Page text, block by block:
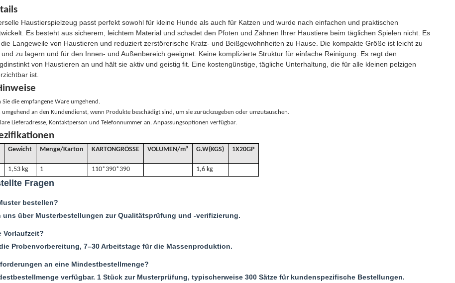
Haustierspielzeug passt perfekt sowohl für kleine Hunde als auch für Katzen und wurde nach einfachen und praktischen
Es besteht aus sicherem, leichtem Material und schadet den Pfoten und Zähnen Ihrer Haustiere beim täglichen Spielen nicht. Es
Langeweile von Haustieren und reduziert zerstörerische Kratz- und Beißgewohnheiten zu Hause. Die kompakte Größe ist leicht zu
zu lagern und für den Innen- und Außenbereich geeignet. Keine komplizierte Struktur für einfache Reinigung. Es regt den
von Haustieren an und hält sie aktiv und geistig fit. Eine kostengünstige, tägliche Unterhaltung, die für alle kleinen pelzigen
ist.
die empfangene Ware umgehend.
umgehend an den Kundendienst, wenn Produkte beschädigt sind, um sie zurückzugeben oder umzutauschen.
Lieferadresse, Kontaktperson und Telefonnummer an. Anpassungsoptionen verfügbar.
Gewicht Menge/Karton KARTONGRÖSSE VOLUMEN/m³ G.W(KGS) 1X20GP
1,53 kg 1 110*390*390 1,6 kg
Fragen
bestellen?
uns über Musterbestellungen zur Qualitätsprüfung und -verifizierung.
Vorlaufzeit?
Probenvorbereitung, 7–30 Arbeitstage für die Massenproduktion.
an eine Mindestbestellmenge?
verfügbar. 1 Stück zur Musterprüfung, typischerweise 300 Sätze für kundenspezifische Bestellungen.